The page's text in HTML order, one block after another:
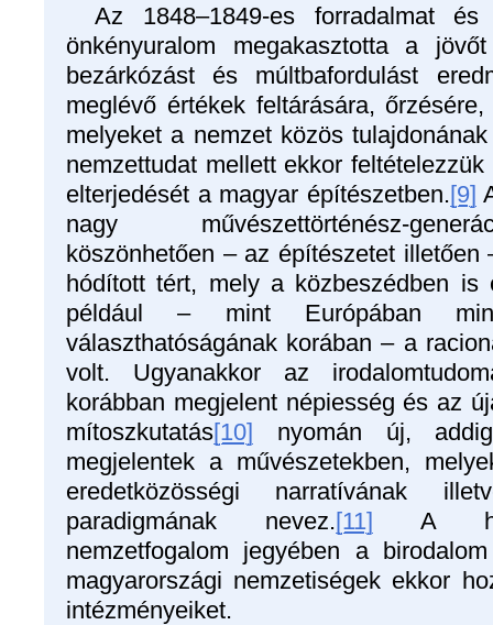
Az 1848–1849-es forradalmat és
önkényuralom megakasztotta a
bezárkózást és múltbafordulást
meglévő értékek feltárására,
melyeket a nemzet közös
nemzettudat mellett ekkor
elterjedését a magyar építészetben.[9]
nagy művészettörténész-
köszönhetően – az építészetet illetően
hódított tért, mely a közbeszédben is
például – mint Európában
választhatóságának korában – a
volt. Ugyanakkor az
korábban megjelent népiesség és az
mítoszkutatás[10] nyomán új,
megjelentek a művészetekben,
eredetközösségi narratívának
paradigmának nevez.[11] A
nemzetfogalom jegyében a
magyarországi nemzetiségek ekkor
intézményeiket.